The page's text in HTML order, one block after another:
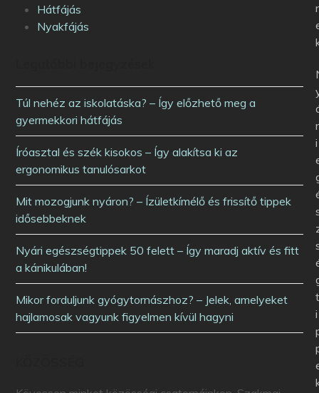
Hátfájás
Nyakfájás
Túl nehéz az iskolatáska? – Így előzhető meg a
gyermekkori hátfájás
Íróasztal és szék kisokos – Így alakítsa ki az
ergonomikus tanulósarkot
Mit mozogjunk nyáron? – Ízületkímélő és frissítő tippek
idősebbeknek
Nyári egészségtippek 50 felett – Így maradj aktív és fitt
a kánikulában!
Mikor forduljunk gyógytornászhoz? – Jelek, amelyeket
hajlamosak vagyunk figyelmen kívül hagyni
r
i
i